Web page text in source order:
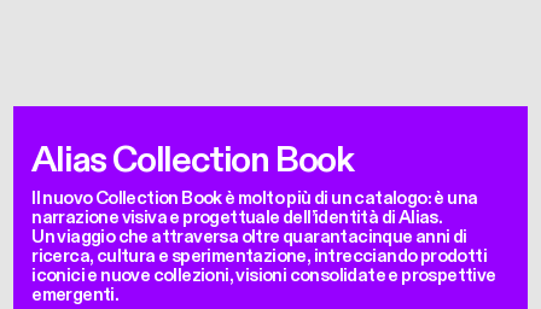
Alias Collection Book
Il nuovo Collection Book è molto più di un catalogo: è una
narrazione visiva e progettuale dell’identità di Alias.
Un viaggio che attraversa oltre quarantacinque anni di
ricerca, cultura e sperimentazione, intrecciando prodotti
iconici e nuove collezioni, visioni consolidate e prospettive
emergenti.